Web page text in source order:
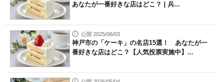
あなたが一番好きな店はどこ？ | 兵...
公開 2025/06/03
神戸市の「ケーキ」の名店15選！ あなたが一
番好きな店はどこ？【人気投票実施中】...